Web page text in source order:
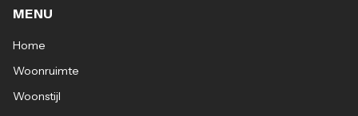
MENU
Home
Woonruimte
Woonstijl